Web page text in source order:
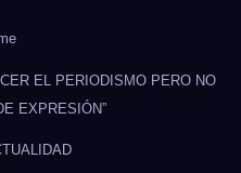
EL PERIODISMO PERO NO
EXPRESIÓN”